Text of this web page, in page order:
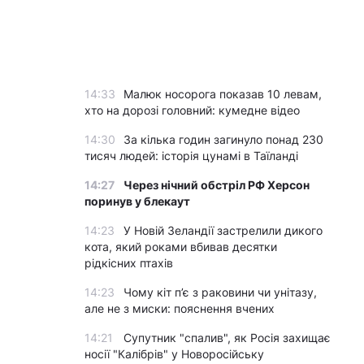
14:33
Малюк носорога показав 10 левам,
хто на дорозі головний: кумедне відео
14:30
За кілька годин загинуло понад 230
тисяч людей: історія цунамі в Таїланді
14:27
Через нічний обстріл РФ Херсон
поринув у блекаут
14:23
У Новій Зеландії застрелили дикого
кота, який роками вбивав десятки
рідкісних птахів
14:23
Чому кіт п’є з раковини чи унітазу,
але не з миски: пояснення вчених
14:21
Супутник "спалив", як Росія захищає
носії "Калібрів" у Новоросійську